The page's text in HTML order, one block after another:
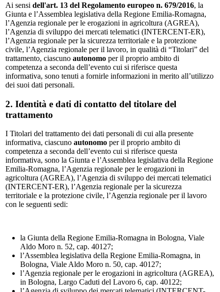
Ai sensi dell'art. 13 del Regolamento europeo n. 679/2016, la
Giunta e l’Assemblea legislativa della Regione Emilia-Romagna,
l’Agenzia regionale per le erogazioni in agricoltura (AGREA),
l’Agenzia di sviluppo dei mercati telematici (INTERCENT-ER),
l’Agenzia regionale per la sicurezza territoriale e la protezione
civile, l’Agenzia regionale per il lavoro, in qualità di “Titolari” del
trattamento, ciascuno autonomo per il proprio ambito di
competenza a seconda dell’evento cui si riferisce questa
informativa, sono tenuti a fornirle informazioni in merito all’utilizzo
dei suoi dati personali.
2. Identità e dati di contatto del titolare del
trattamento
I Titolari del trattamento dei dati personali di cui alla presente
informativa, ciascuno autonomo per il proprio ambito di
competenza a seconda dell’evento cui si riferisce questa
informativa, sono la Giunta e l’Assemblea legislativa della Regione
Emilia-Romagna, l’Agenzia regionale per le erogazioni in
agricoltura (AGREA), l’Agenzia di sviluppo dei mercati telematici
(INTERCENT-ER), l’Agenzia regionale per la sicurezza
territoriale e la protezione civile, l’Agenzia regionale per il lavoro
con le seguenti sedi:
la Giunta della Regione Emilia-Romagna in Bologna, Viale
Aldo Moro n. 52, cap. 40127;
l’Assemblea legislativa della Regione Emilia-Romagna, in
Bologna, Viale Aldo Moro n. 50, cap. 40127;
l’Agenzia regionale per le erogazioni in agricoltura (AGREA),
in Bologna, Largo Caduti del Lavoro 6, cap. 40122;